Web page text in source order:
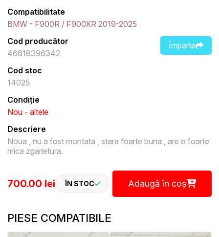
Compatibilitate
BMW - F900R / F900XR 2019-2025
Împarte
Cod producător
46618396342
Cod stoc
14025
Condiție
Nou - altele
Descriere
Noua , nu a fost montata , stare foarte buna , are o foarte
mica zgarietura.
700.00 lei ÎN STOC Adaugă în coș
PIESE COMPATIBILE